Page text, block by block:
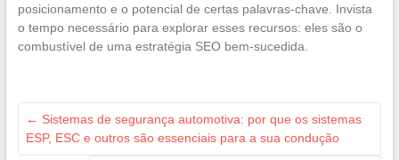
posicionamento e o potencial de certas palavras-chave. Invista
o tempo necessário para explorar esses recursos: eles são o
combustível de uma estratégia SEO bem-sucedida.
← Sistemas de segurança automotiva: por que os sistemas
ESP, ESC e outros são essenciais para a sua condução